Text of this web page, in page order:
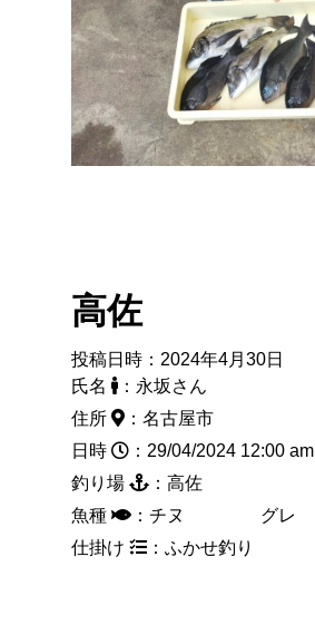
高佐
投稿日時：2024年4月30日
氏名
：永坂さん
住所
：名古屋市
日時
：29/04/2024 12:00 am
釣り場
：高佐
魚種
：チヌ グレ
仕掛け
：ふかせ釣り